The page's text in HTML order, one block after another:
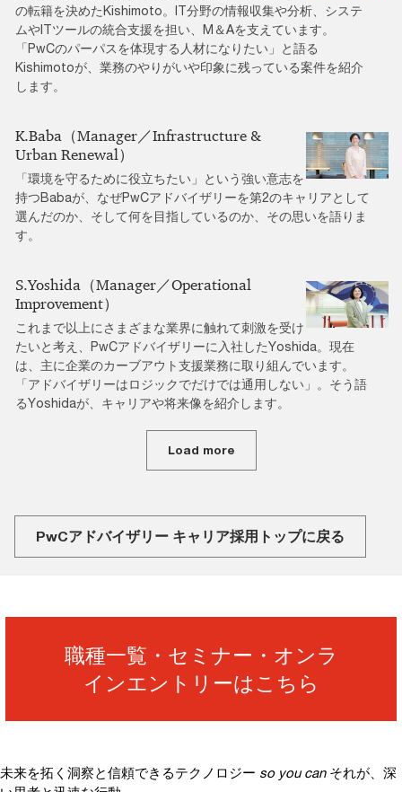
の転籍を決めたKishimoto。IT分野の情報収集や分析、システ
ムやITツールの統合支援を担い、M＆Aを支えています。
「PwCのパーパスを体現する人材になりたい」と語る
Kishimotoが、業務のやりがいや印象に残っている案件を紹介
します。
K.Baba（Manager／Infrastructure &
Urban Renewal）
「環境を守るために役立ちたい」という強い意志を
持つBabaが、なぜPwCアドバイザリーを第2のキャリアとして
選んだのか、そして何を目指しているのか、その思いを語りま
す。
S.Yoshida（Manager／Operational
Improvement）
これまで以上にさまざまな業界に触れて刺激を受け
たいと考え、PwCアドバイザリーに入社したYoshida。現在
は、主に企業のカーブアウト支援業務に取り組んでいます。
「アドバイザリーはロジックでだけでは通用しない」。そう語
るYoshidaが、キャリアや将来像を紹介します。
Load more
PwCアドバイザリー キャリア採用トップに戻る
職種一覧・セミナー・オンラ
インエントリーはこちら
未来を拓く洞察と信頼できるテクノロジー so you can それが、深